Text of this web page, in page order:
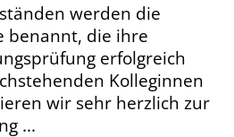
werden die
benannt, die ihre
erfolgreich
Kolleginnen
wir sehr herzlich zur
...